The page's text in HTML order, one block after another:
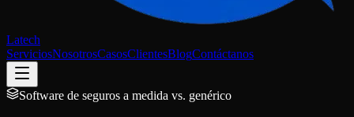
Latech
ServiciosNosotrosCasosClientesBlogContáctanos
Software de seguros a medida vs. genérico